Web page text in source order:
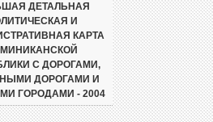
ДЕТАЛЬНАЯ
И
КАРТА
С ДОРОГАМИ,
ДОРОГАМИ И
ГОРОДАМИ - 2004